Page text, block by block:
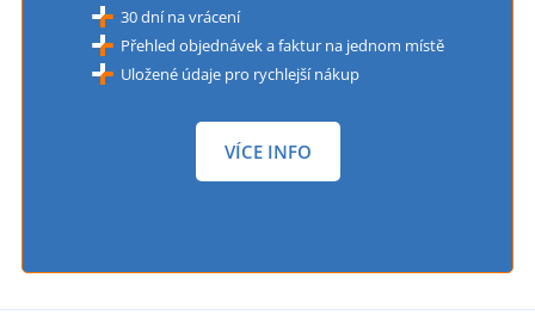
30 dní na vrácení
Přehled objednávek a faktur na jednom místě
Uložené údaje pro rychlejší nákup
VÍCE INFO